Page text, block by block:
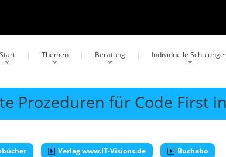
Start Themen Beratung Individuelle
Prozeduren für Code First
Verlag www.IT-Visions.de Buchabo